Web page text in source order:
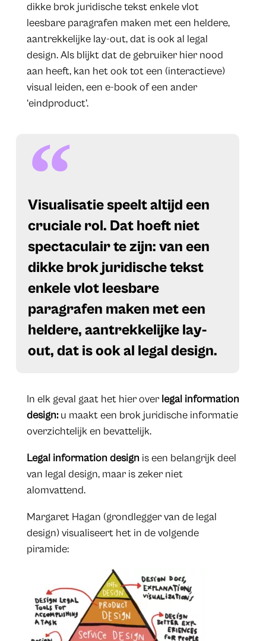
dikke brok juridische tekst enkele vlot
leesbare paragrafen maken met een heldere,
aantrekkelijke lay-out, dat is ook al legal
design. Als blijkt dat de gebruiker hier nood
aan heeft, kan het ook tot een (interactieve)
visual leiden, een e-book of een ander
‘eindproduct’.
Visualisatie speelt altijd een
cruciale rol. Dat hoeft niet
spectaculair te zijn: van een
dikke brok juridische tekst
enkele vlot leesbare
paragrafen maken met een
heldere, aantrekkelijke lay-
out, dat is ook al legal design.
In elk geval gaat het hier over legal information
design: u maakt een brok juridische informatie
overzichtelijk en bevattelijk.
Legal information design is een belangrijk deel
van legal design, maar is zeker niet
alomvattend.
Margaret Hagan (grondlegger van de legal
design) visualiseert het in de volgende
piramide: